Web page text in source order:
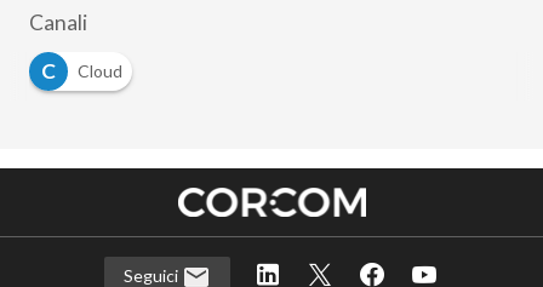
Canali
C
Cloud
Seguici